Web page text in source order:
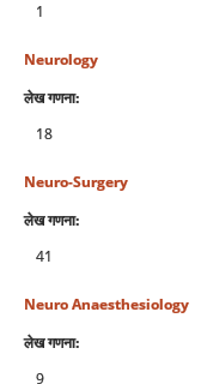
1
Neurology
लेख गणना:
18
Neuro-Surgery
लेख गणना:
41
Neuro Anaesthesiology
लेख गणना:
9